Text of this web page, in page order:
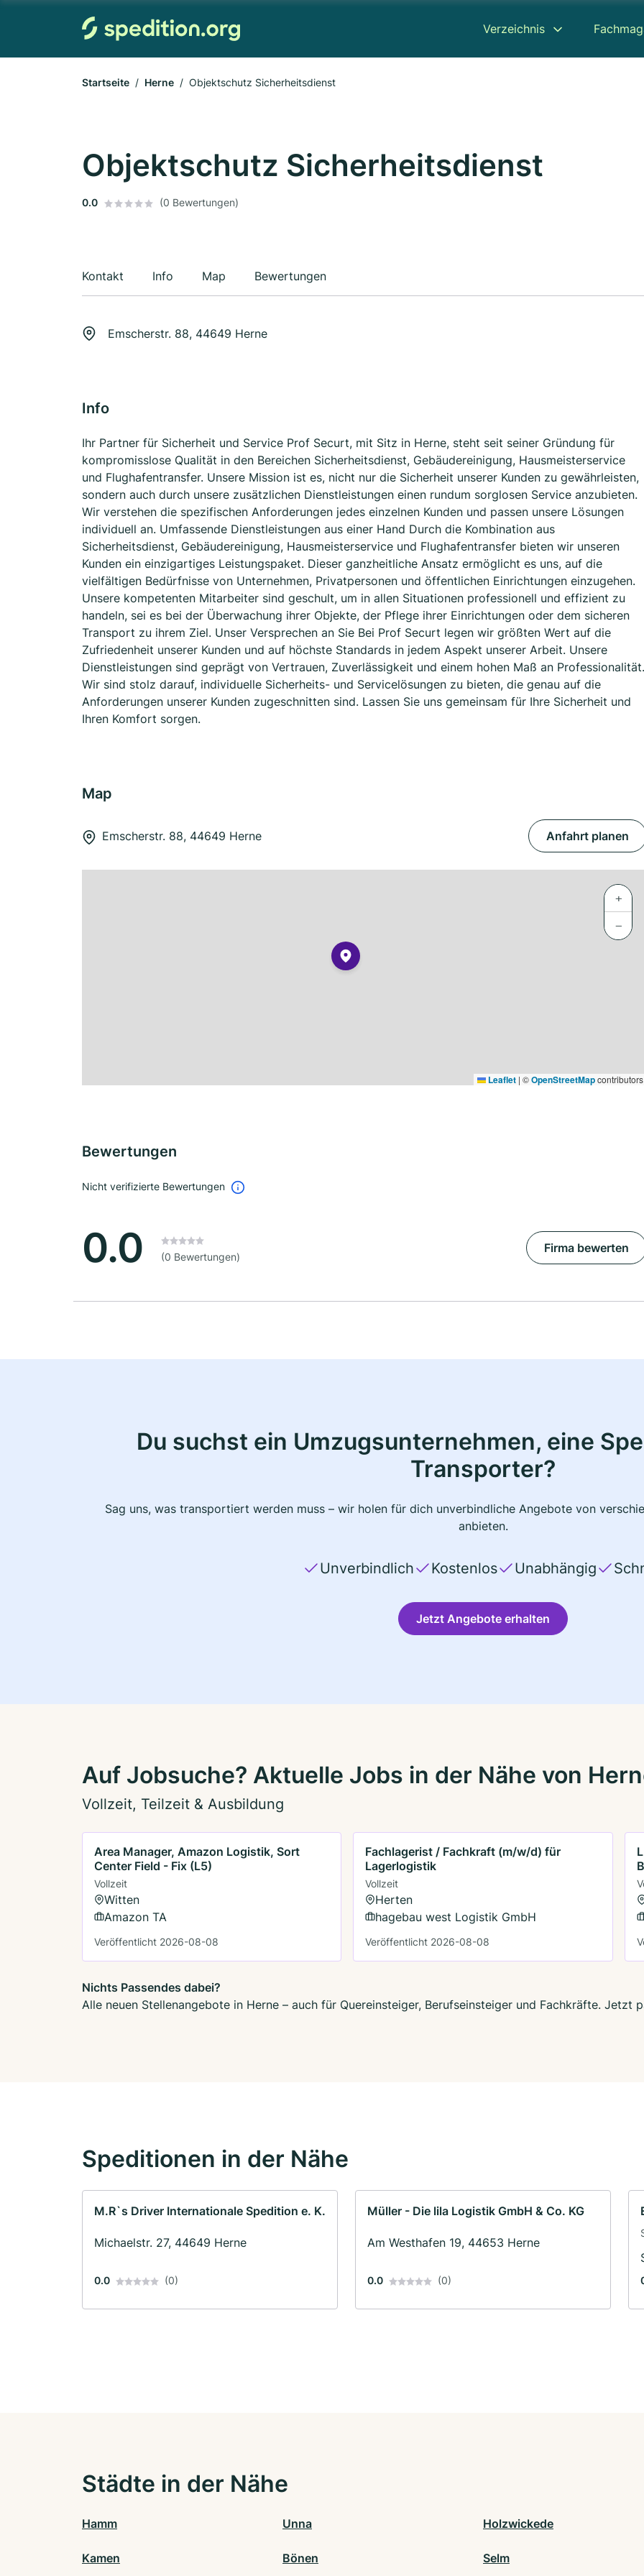
Verzeichnis
Startseite Herne Objektschutz Sicherheitsdienst
Objektschutz Sicherheitsdienst
0.0 (0 Bewertungen)
Kontakt Info Map Bewertungen
Emscherstr. 88, 44649 Herne
Info
Ihr Partner für Sicherheit und Service Prof Securt, mit Sitz in Herne, steht seit seiner Gründung für
kompromisslose Qualität in den Bereichen Sicherheitsdienst, Gebäudereinigung, Hausmeisterservice
und Flughafentransfer. Unsere Mission ist es, nicht nur die Sicherheit unserer Kunden zu gewährleisten,
sondern auch durch unsere zusätzlichen Dienstleistungen einen rundum sorglosen Service anzubieten.
Wir verstehen die spezifischen Anforderungen jedes einzelnen Kunden und passen unsere Lösungen
individuell an. Umfassende Dienstleistungen aus einer Hand Durch die Kombination aus
Sicherheitsdienst, Gebäudereinigung, Hausmeisterservice und Flughafentransfer bieten wir unseren
Kunden ein einzigartiges Leistungspaket. Dieser ganzheitliche Ansatz ermöglicht es uns, auf die
vielfältigen Bedürfnisse von Unternehmen, Privatpersonen und öffentlichen Einrichtungen einzugehen.
Unsere kompetenten Mitarbeiter sind geschult, um in allen Situationen professionell und effizient zu
handeln, sei es bei der Überwachung ihrer Objekte, der Pflege ihrer Einrichtungen oder dem sicheren
Transport zu ihrem Ziel. Unser Versprechen an Sie Bei Prof Securt legen wir größten Wert auf die
Zufriedenheit unserer Kunden und auf höchste Standards in jedem Aspekt unserer Arbeit. Unsere
Dienstleistungen sind geprägt von Vertrauen, Zuverlässigkeit und einem hohen Maß an Professionalität.
Wir sind stolz darauf, individuelle Sicherheits- und Servicelösungen zu bieten, die genau auf die
Anforderungen unserer Kunden zugeschnitten sind. Lassen Sie uns gemeinsam für Ihre Sicherheit und
Ihren Komfort sorgen.
Map
Emscherstr. 88, 44649 Herne Anfahrt planen
+
−
Leaflet | ©OpenStreetMapcontributors
Bewertungen
Nicht verifizierte Bewertungen
0.0 (0 Bewertungen)
Firma bewerten
Du suchst ein Umzugsunternehmen, eine
Transporter?
Sag uns, was transportiert werden muss – wir holen für dich unverbindliche Angebote von
anbieten.
Unverbindlich Kostenlos Unabhängig
Jetzt Angebote erhalten
Auf Jobsuche? Aktuelle Jobs in der Nähe von
Vollzeit, Teilzeit & Ausbildung
Area Manager, Amazon Logistik, Sort
Center Field - Fix (L5)
Vollzeit
Witten
Amazon TA
Veröffentlicht 2026-08-08
Fachlagerist / Fachkraft (m/w/d) für
Lagerlogistik
Vollzeit
Herten
hagebau west Logistik GmbH
Veröffentlicht 2026-08-08
Nichts Passendes dabei?
Alle neuen Stellenangebote in Herne – auch für Quereinsteiger, Berufseinsteiger und Fachkräfte. Jetzt
Speditionen in der Nähe
M.R`s Driver Internationale Spedition e. K.
Michaelstr. 27, 44649 Herne
0.0 (0)
Müller - Die lila Logistik GmbH & Co. KG
Am Westhafen 19, 44653 Herne
0.0 (0)
Städte in der Nähe
Hamm Unna Holzwickede
Kamen Bönen Selm